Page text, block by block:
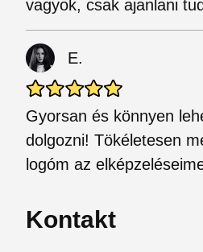
vagyok, csak ajanlani
E.
Gyorsan és könnyen
dolgozni! Tökéletesen
logóm az
Kontakt